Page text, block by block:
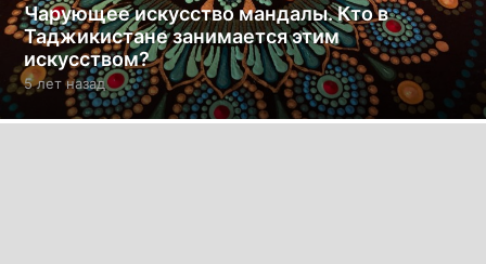
Чарующее искусство мандалы. Кто в
Таджикистане занимается этим
искусством?
5 лет назад5
л
е